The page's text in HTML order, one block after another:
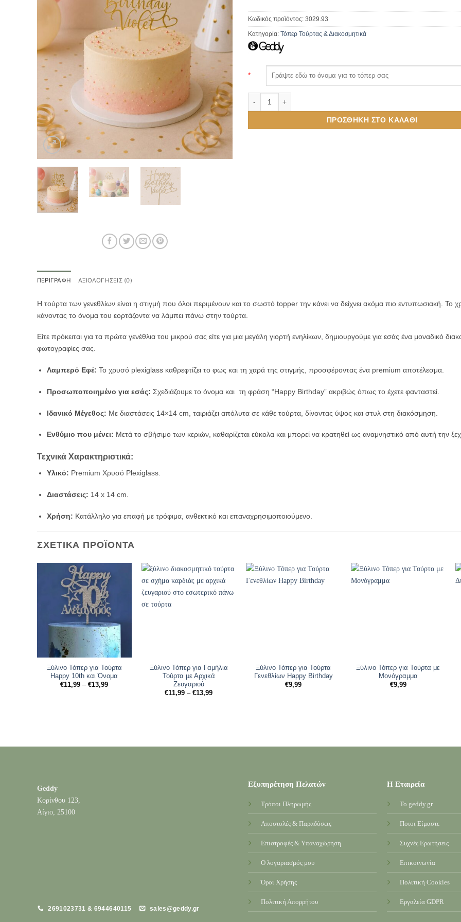
Κωδικός προϊόντος: 3029.93
Κατηγορία: Τόπερ Τούρτας & Διακοσμητικά
*
ΠΡΟΣΘΉΚΗ ΣΤΟ ΚΑΛΆΘΙ
ΠΕΡΙΓΡΑΦΉ ΑΞΙΟΛΟΓΉΣΕΙΣ (0)
Η τούρτα των γενεθλίων είναι η στιγμή που όλοι περιμένουν και το σωστό topper την κάνει να δείχνει ακόμα πιο εντυπωσιακή.
κάνοντας το όνομα του εορτάζοντα να λάμπει πάνω στην τούρτα.
Είτε πρόκειται για τα πρώτα γενέθλια του μικρού σας είτε για μια μεγάλη γιορτή ενηλίκων, δημιουργούμε για εσάς ένα μοναδικό
φωτογραφίες σας.
Λαμπερό Εφέ: Το χρυσό plexiglass καθρεφτίζει το φως και τη χαρά της στιγμής, προσφέροντας ένα premium αποτέλεσμα.
Προσωποποιημένο για εσάς: Σχεδιάζουμε το όνομα και τη φράση “Happy Birthday” ακριβώς όπως το έχετε φανταστεί.
Ιδανικό Μέγεθος: Με διαστάσεις 14×14 cm, ταιριάζει απόλυτα σε κάθε τούρτα, δίνοντας ύψος και στυλ στη διακόσμηση.
Ενθύμιο που μένει: Μετά το σβήσιμο των κεριών, καθαρίζεται εύκολα και μπορεί να κρατηθεί ως αναμνηστικό από αυτή την
Τεχνικά Χαρακτηριστικά:
Υλικό: Premium Χρυσό Plexiglass.
Διαστάσεις: 14 x 14 cm.
Χρήση: Κατάλληλο για επαφή με τρόφιμα, ανθεκτικό και επαναχρησιμοποιούμενο.
ΣΧΕΤΙΚΆ ΠΡΟΪΌΝΤΑ
Ξύλινο Τόπερ για Τούρτα
Happy 10th και Όνομα
€11,99 – €13,99Price
Ξύλινο Τόπερ για Γαμήλια
Τούρτα με Αρχικά
Ζευγαριού
€11,99 – €13,99Price
Ξύλινο Τόπερ για Τούρτα
Γενεθλίων Happy Birthday
€9,99
Ξύλινο Τόπερ για Τούρτα με
Μονόγραμμα
€9,99
Geddy
Κορίνθου 123,
Αίγιο, 25100
2691023731 & 6944640115 sales@geddy.gr
Εξυπηρέτηση Πελατών
Τρόποι Πληρωμής
Αποστολές & Παραδόσεις
Επιστροφές & Υπαναχώρηση
Ο λογαριασμός μου
Όροι Χρήσης
Πολιτική Απορρήτου
Η Εταιρεία
Το geddy.gr
Ποιοι Είμαστε
Συχνές Ερωτήσεις
Επικοινωνία
Πολιτική Cookies
Εργαλεία GDPR